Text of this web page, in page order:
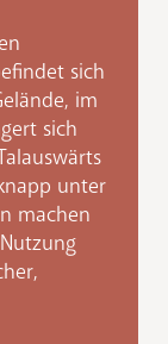
sich
im
sich
unter
machen